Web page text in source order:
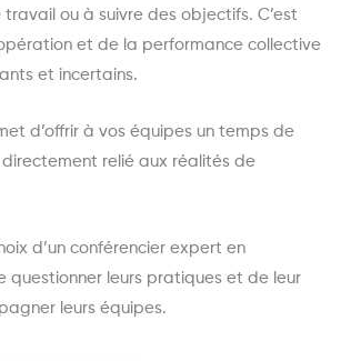
ou à suivre des objectifs. C’est
et de la performance collective
et incertains.
d’offrir à vos équipes un temps de
relié aux réalités de
d’un conférencier expert en
questionner leurs pratiques et de leur
leurs équipes.